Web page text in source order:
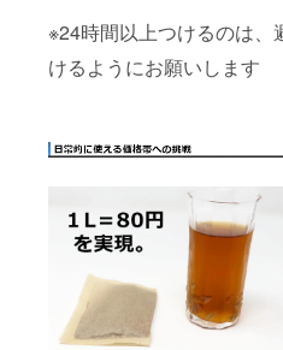
※24時間以上つけるのは、
けるようにお願いします